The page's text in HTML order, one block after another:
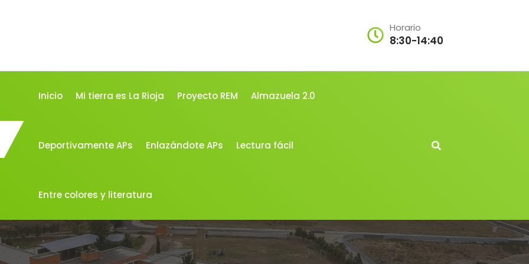
Horario
8:30-14:40
Inicio Mi tierra es La Rioja Proyecto REM Almazuela 2.0
Deportivamente APs Enlazándote APs Lectura fácil
Entre colores y literatura